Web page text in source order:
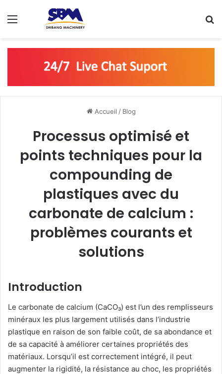
Accueil / Blog
Processus optimisé et
points techniques pour la
compounding de
plastiques avec du
carbonate de calcium :
problèmes courants et
solutions
Introduction
Le carbonate de calcium (CaCO₃) est l’un des remplisseurs
minéraux les plus largement utilisés dans l’industrie
plastique en raison de son faible coût, de sa abondance et
de sa capacité à améliorer certaines propriétés des
matériaux. Lorsqu’il est correctement intégré, il peut
augmenter la rigidité, la résistance au choc, les propriétés